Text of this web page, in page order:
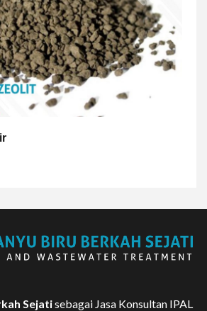
Sejatisebagai Jasa Konsultan IPAL